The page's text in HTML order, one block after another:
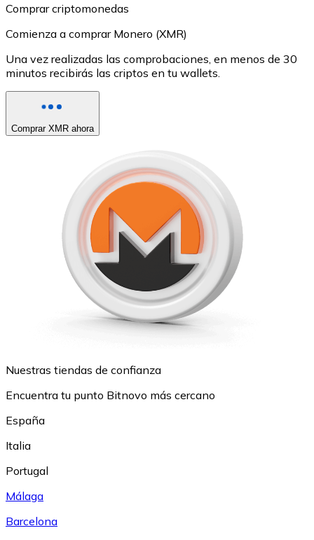
Comprar criptomonedas
Comienza a comprar Monero (XMR)
Una vez realizadas las comprobaciones, en menos de 30
minutos recibirás las criptos en tu wallets.
Comprar XMR ahora
Nuestras tiendas de confianza
Encuentra tu punto Bitnovo más cercano
España
Italia
Portugal
Málaga
Barcelona